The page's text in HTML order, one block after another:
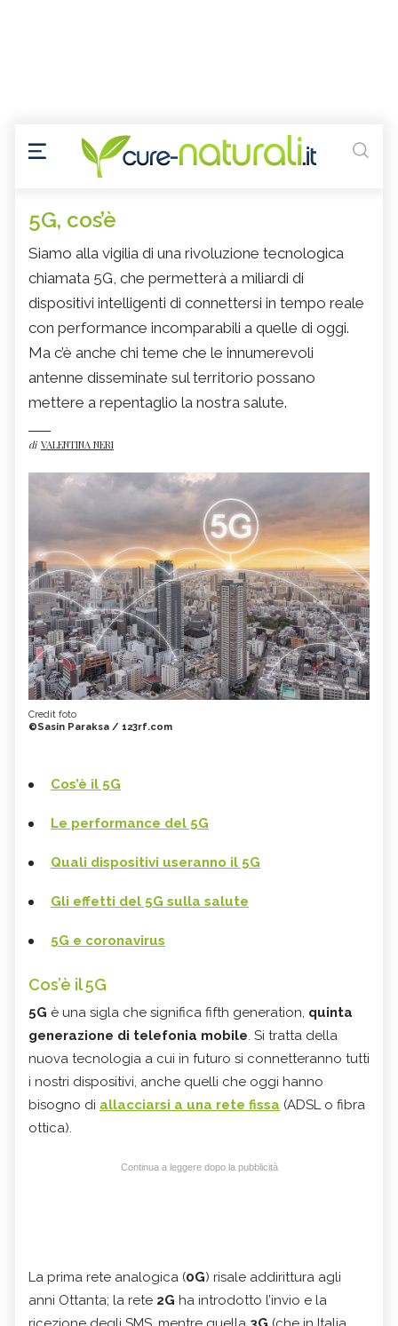
5G, cos’è
Siamo alla vigilia di una rivoluzione tecnologica
chiamata 5G, che permetterà a miliardi di
dispositivi intelligenti di connettersi in tempo reale
con performance incomparabili a quelle di oggi.
Ma c’è anche chi teme che le innumerevoli
antenne disseminate sul territorio possano
mettere a repentaglio la nostra salute.
di VALENTINA NERI
Credit foto
©Sasin Paraksa / 123rf.com
Cos’è il 5G
Le performance del 5G
Quali dispositivi useranno il 5G
Gli effetti del 5G sulla salute
5G e coronavirus
Cos’è il 5G
5G è una sigla che significa fifth generation, quinta
generazione di telefonia mobile. Si tratta della
nuova tecnologia a cui in futuro si connetteranno tutti
i nostri dispositivi, anche quelli che oggi hanno
bisogno di allacciarsi a una rete fissa (ADSL o fibra
ottica).
Continua a leggere dopo la pubblicità
La prima rete analogica (0G) risale addirittura agli
anni Ottanta; la rete 2G ha introdotto l’invio e la